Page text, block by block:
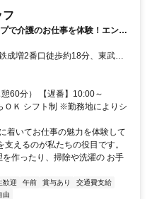
フ
で介護のお仕事を体験！エント
成増2番口徒歩約18分、東武東
ロ有楽町線 和光市南口徒歩約
陸橋徒歩5分
60分） 【遅番】10:00～
Ｋ シフト制 ※勤務地によりシ
着いてお仕事の魅力を体験して
えるのが私たちの役目です。
作ったり、掃除や洗濯の お手
歓迎 午前 賞与あり
交通費支給
由